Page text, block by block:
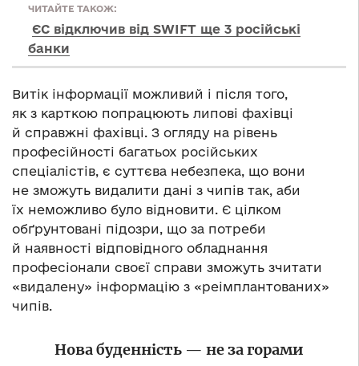
ЧИТАЙТЕ ТАКОЖ:
ЄС відключив від SWIFT ще 3 російські
банки
Витік інформації можливий і після того,
як з карткою попрацюють липові фахівці
й справжні фахівці. З огляду на рівень
професійності багатьох російських
спеціалістів, є суттєва небезпека, що вони
не зможуть видалити дані з чипів так, аби
їх неможливо було відновити. Є цілком
обґрунтовані підозри, що за потреби
й наявності відповідного обладнання
професіонали своєї справи зможуть зчитати
«видалену» інформацію з «реімплантованих»
чипів.
Нова буденність — не за горами